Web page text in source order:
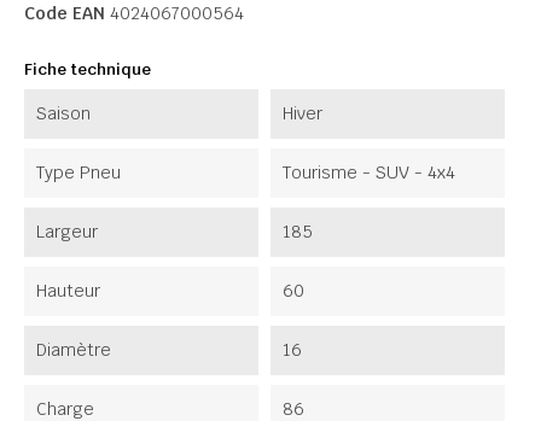
Code EAN 4024067000564
Fiche technique
Saison Hiver
Type Pneu Tourisme - SUV - 4x4
Largeur 185
Hauteur 60
Diamètre 16
Charge 86